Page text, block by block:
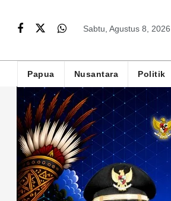
Sabtu, Agustus 8, 2026
Papua Nusantara Politik